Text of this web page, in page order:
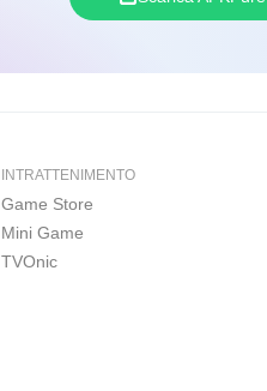
INTRATTENIMENTO
Game Store
Mini Game
TVOnic